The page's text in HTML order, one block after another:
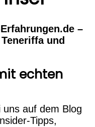
–
und
echten
auf dem Blog
Tipps,